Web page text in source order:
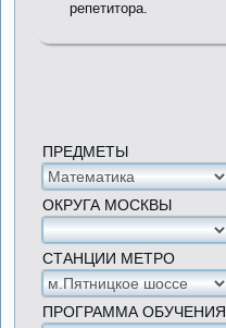
репетитора.
ПРЕДМЕТЫ
ОКРУГА МОСКВЫ
СТАНЦИИ МЕТРО
ПРОГРАММА ОБУЧЕНИЯ